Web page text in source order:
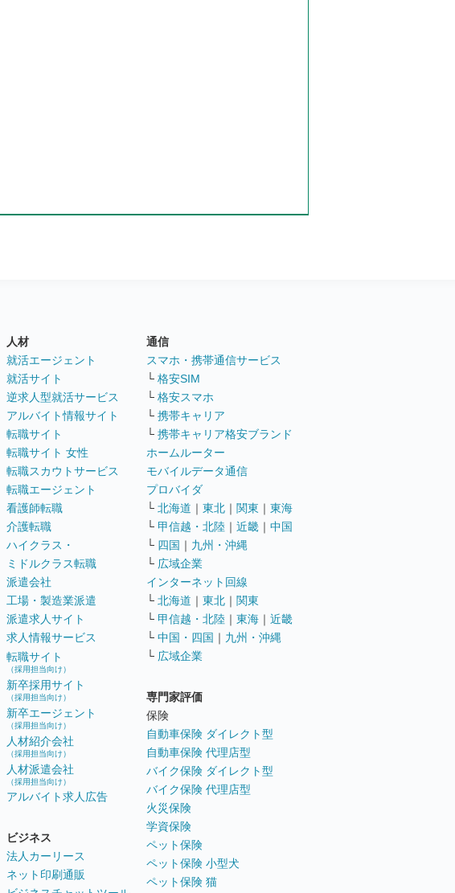
人材
就活エージェント
就活サイト
逆求人型就活サービス
アルバイト情報サイト
転職サイト
転職サイト 女性
転職スカウトサービス
転職エージェント
看護師転職
介護転職
ハイクラス・
ミドルクラス転職
派遣会社
工場・製造業派遣
派遣求人サイト
求人情報サービス
転職サイト
（採用担当向け）
新卒採用サイト
（採用担当向け）
新卒エージェント
（採用担当向け）
人材紹介会社
（採用担当向け）
人材派遣会社
（採用担当向け）
アルバイト求人広告
ビジネス
法人カーリース
ネット印刷通販
通信
スマホ・携帯通信サービス
└ 格安SIM
└ 格安スマホ
└ 携帯キャリア
└ 携帯キャリア格安ブランド
ホームルーター
モバイルデータ通信
プロバイダ
└ 北海道 ｜ 東北 ｜ 関東 ｜ 東海
└ 甲信越・北陸 ｜ 近畿 ｜ 中国
└ 四国 ｜ 九州・沖縄
└ 広域企業
インターネット回線
└ 北海道 ｜ 東北 ｜ 関東
└ 甲信越・北陸 ｜ 東海 ｜ 近畿
└ 中国・四国 ｜ 九州・沖縄
└ 広域企業
専門家評価
保険
自動車保険 ダイレクト型
自動車保険 代理店型
バイク保険 ダイレクト型
バイク保険 代理店型
火災保険
学資保険
ペット保険
ペット保険 小型犬
ペット保険 猫